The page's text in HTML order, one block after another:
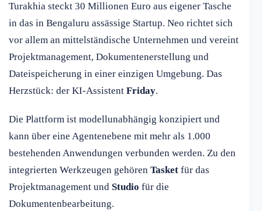
Turakhia steckt 30 Millionen Euro aus eigener Tasche
in das in Bengaluru assässige Startup. Neo richtet sich
vor allem an mittelständische Unternehmen und vereint
Projektmanagement, Dokumentenerstellung und
Dateispeicherung in einer einzigen Umgebung. Das
Herzstück: der KI-Assistent Friday.
Die Plattform ist modellunabhängig konzipiert und
kann über eine Agentenebene mit mehr als 1.000
bestehenden Anwendungen verbunden werden. Zu den
integrierten Werkzeugen gehören Tasket für das
Projektmanagement und Studio für die
Dokumentenbearbeitung.